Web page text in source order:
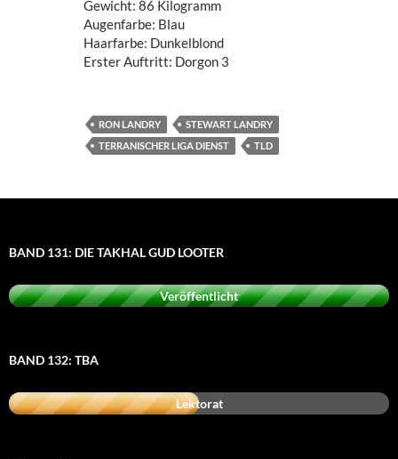
Gewicht: 86 Kilogramm
Augenfarbe: Blau
Haarfarbe: Dunkelblond
Erster Auftritt: Dorgon 3
RON LANDRY
STEWART LANDRY
TERRANISCHER LIGA DIENST
TLD
BAND 131: DIE TAKHAL GUD LOOTER
Veröffentlicht
BAND 132: TBA
Lektorat